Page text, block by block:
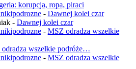
korupcja, ropa, piraci
- Dawnej kolei czar
- Dawnej kolei czar
- MSZ odradza wszelkie
wszelkie podróże…
- MSZ odradza wszelkie